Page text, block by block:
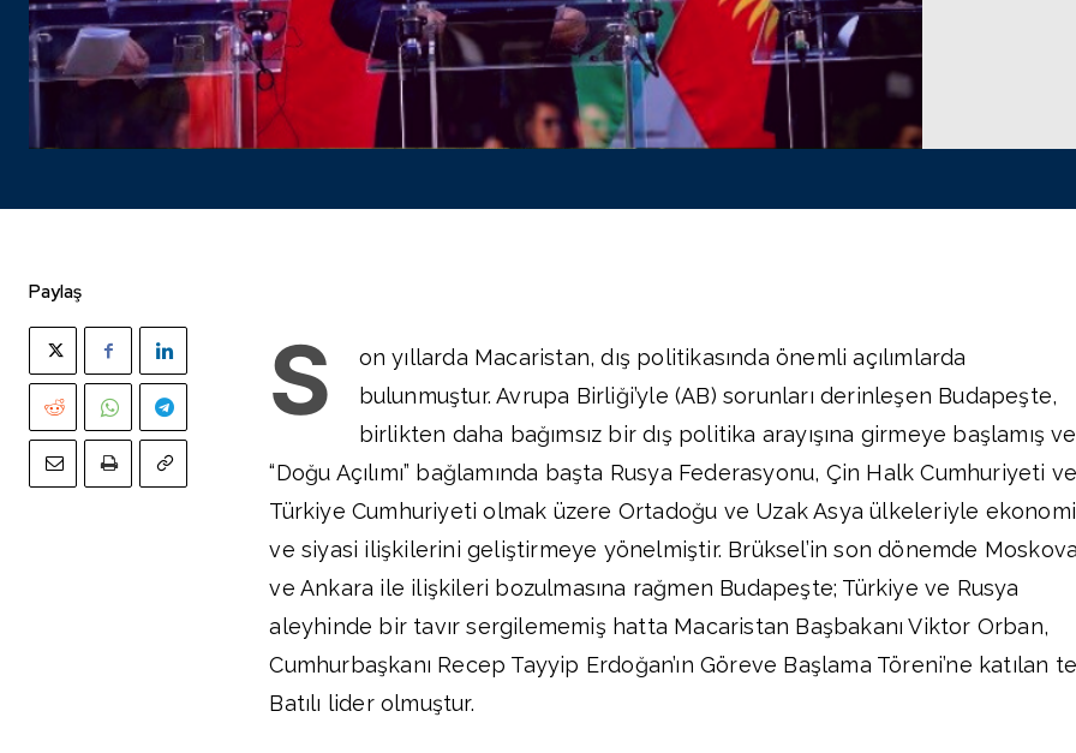
Paylaş
S
on yıllarda Macaristan, dış politikasında önemli açılımlarda
bulunmuştur. Avrupa Birliği’yle (AB) sorunları derinleşen Budapeşte,
birlikten daha bağımsız bir dış politika arayışına girmeye başlamış ve
“Doğu Açılımı” bağlamında başta Rusya Federasyonu, Çin Halk Cumhuriyeti ve
Türkiye Cumhuriyeti olmak üzere Ortadoğu ve Uzak Asya ülkeleriyle
ve siyasi ilişkilerini geliştirmeye yönelmiştir. Brüksel’in son dönemde Moskova
ve Ankara ile ilişkileri bozulmasına rağmen Budapeşte; Türkiye ve Rusya
aleyhinde bir tavır sergilememiş hatta Macaristan Başbakanı Viktor Orban,
Cumhurbaşkanı Recep Tayyip Erdoğan’ın Göreve Başlama Töreni’ne katılan
Batılı lider olmuştur.